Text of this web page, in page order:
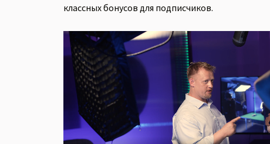
классных бонусов для подписчиков.